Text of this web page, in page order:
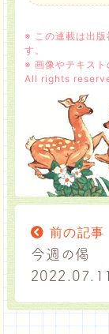
※ この連載は出版
す。
※ 画像やテキスト
All rights
前の記事
今週の偈
2022.07.11